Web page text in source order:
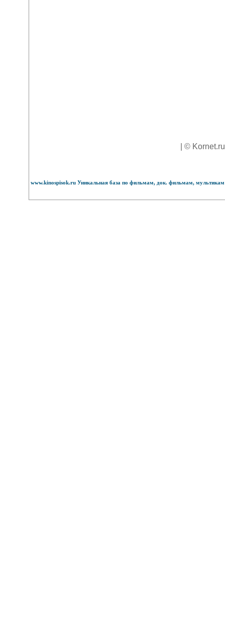
| ©
www.kinospisok.ru Уникальная база по фильмам, док. фильмам,